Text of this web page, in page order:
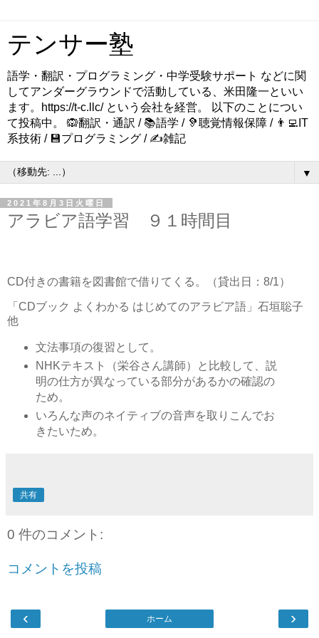
テンサー塾
語学・翻訳・プログラミング・中学受験サポート などに関
してアンダーグラウンドで活動している、米田隆一といい
ます。https://t-c.llc/ という会社を経営。 以下のことについ
て投稿中。 🙉翻訳・通訳 / 📚語学 / 🦻聴覚情報保障 / 👨‍💻IT
系技術 / 💾プログラミング / ✍️雑記
▼
2021年8月3日火曜日
アラビア語学習 ９１時間目
CD付きの書籍を図書館で借りてくる。（貸出日：8/1）
「CDブック よくわかる はじめてのアラビア語」石垣聡子
他
文法事項の復習として。
NHKテキスト（栄谷さん講師）と比較して、説
明の仕方が異なっている部分があるかの確認の
ため。
いろんな声のネイティブの音声を取りこんでお
きたいため。
共有
0 件のコメント:
コメントを投稿
‹ ›
ホーム